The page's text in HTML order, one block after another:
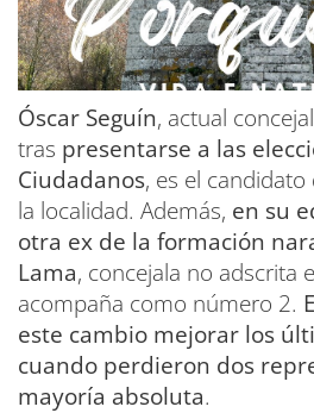
Óscar Seguín, actual
tras presentarse a las
Ciudadanos, es el
la localidad. Además, en su
otra ex de la formación
Lama, concejala no adscrita
acompaña como número 2.
este cambio mejorar los
cuando perdieron dos
mayoría absoluta.